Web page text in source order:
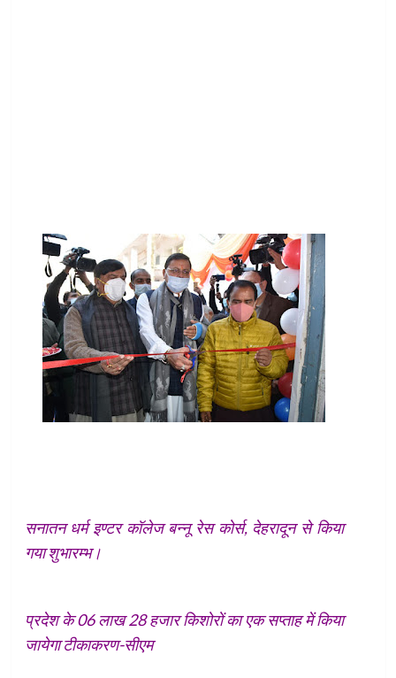
सनातन धर्म इण्टर कॉलेज बन्नू रेस कोर्स, देहरादून से किया
गया शुभारम्भ।
प्रदेश के 06 लाख 28 हजार किशोरों का एक सप्ताह में किया
जायेगा टीकाकरण-सीएम